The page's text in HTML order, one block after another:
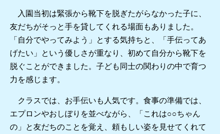
入園当初は緊張から靴下を脱ぎたがらなかった子に、
友だちがそっと手を貸してくれる場面もありました。
「自分でやってみよう」とする気持ちと、「手伝ってあ
げたい」という優しさが重なり、初めて自分から靴下を
脱ぐことができました。子ども同士の関わりの中で育つ
力を感じます。
クラスでは、お手伝いも人気です。食事の準備では、
エプロンやおしぼりを並べながら、「これは○○ちゃん
の」と友だちのことを覚え、頼もしい姿を見せてくれて